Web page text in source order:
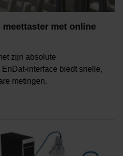
meettaster met online
zijn absolute
interface biedt snelle,
metingen.